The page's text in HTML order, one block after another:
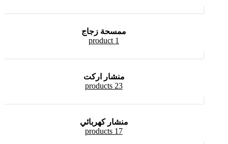
ممسحة زجاج
1 product
منشار اركت
23 products
منشار كهربائي
17 products